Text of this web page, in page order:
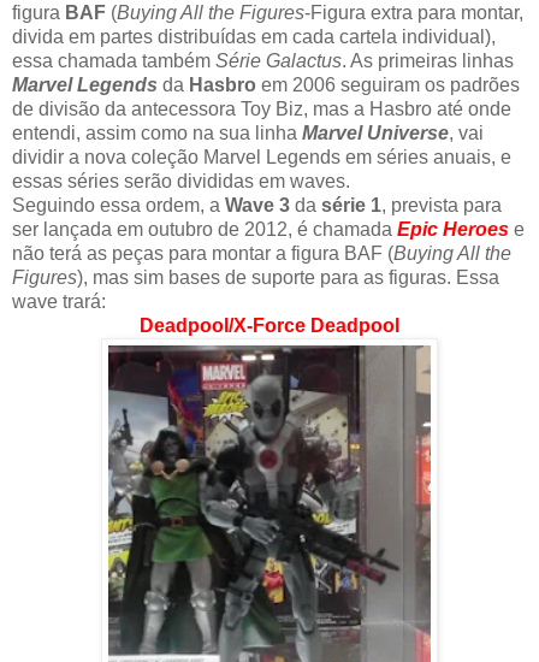
figura BAF (Buying All the Figures-Figura extra para montar,
divida em partes distribuídas em cada cartela individual),
essa chamada também Série Galactus. As primeiras linhas
Marvel Legends da Hasbro em 2006 seguiram os padrões
de divisão da antecessora Toy Biz, mas a Hasbro até onde
entendi, assim como na sua linha Marvel Universe, vai
dividir a nova coleção Marvel Legends em séries anuais, e
essas séries serão divididas em waves.
Seguindo essa ordem, a Wave 3 da série 1, prevista para
ser lançada em outubro de 2012, é chamada Epic Heroes e
não terá as peças para montar a figura BAF (Buying All the
Figures), mas sim bases de suporte para as figuras. Essa
wave trará:
Deadpool/X-Force Deadpool